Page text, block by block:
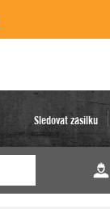
Sledovat zásilku